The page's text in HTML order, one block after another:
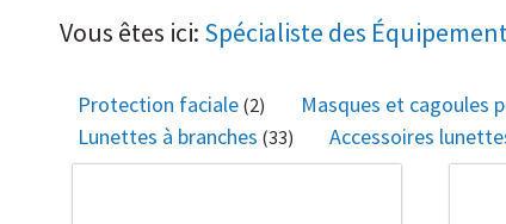
Vous êtes ici: Spécialiste des
Protection faciale (2) Masques et cagoules
Lunettes à branches (33) Accessoires